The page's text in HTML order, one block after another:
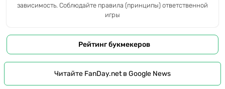
зависимость. Соблюдайте правила (принципы) ответственной
игры
Рейтинг букмекеров
Читайте FanDay.net в Google News